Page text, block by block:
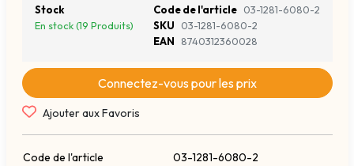
Stock
En stock (19 Produits)
Code de l'article 03-1281-6080-2
SKU
03-1281-6080-2
EAN
8740312360028
Connectez-vous pour les prix
Ajouter aux Favoris
Code de l'article
03-1281-6080-2